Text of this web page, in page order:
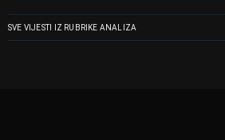
SVE VIJESTI IZ RUBRIKE ANALIZA